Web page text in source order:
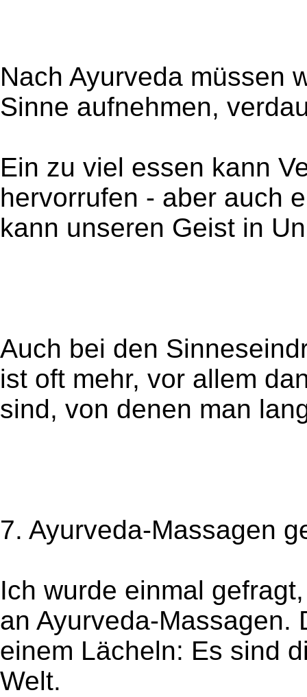
Nach Ayurveda müssen
Sinne aufnehmen,
Ein zu viel essen kann
hervorrufen - aber auch
kann unseren Geist in
Auch bei den
ist oft mehr, vor allem
sind, von denen man
7. Ayurveda-Massagen
Ich wurde einmal
an Ayurveda-Massagen.
einem Lächeln: Es sind
Welt.